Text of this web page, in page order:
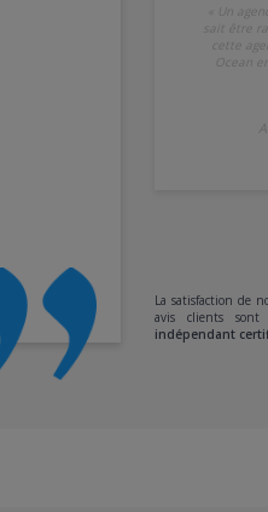
Un
sait être
cette
Ocean
La satisfaction de
avis clients sont
indépendant